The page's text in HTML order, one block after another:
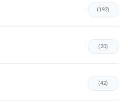
(192)
(20)
(42)